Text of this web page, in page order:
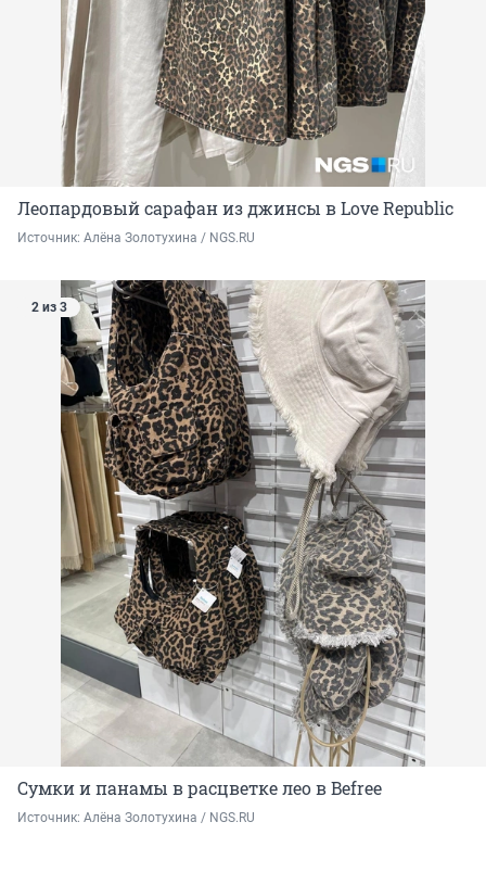
Леопардовый сарафан из джинсы в Love Republic
Источник: Алёна Золотухина / NGS.RU
2 из 3
Сумки и панамы в расцветке лео в Befree
Источник: Алёна Золотухина / NGS.RU